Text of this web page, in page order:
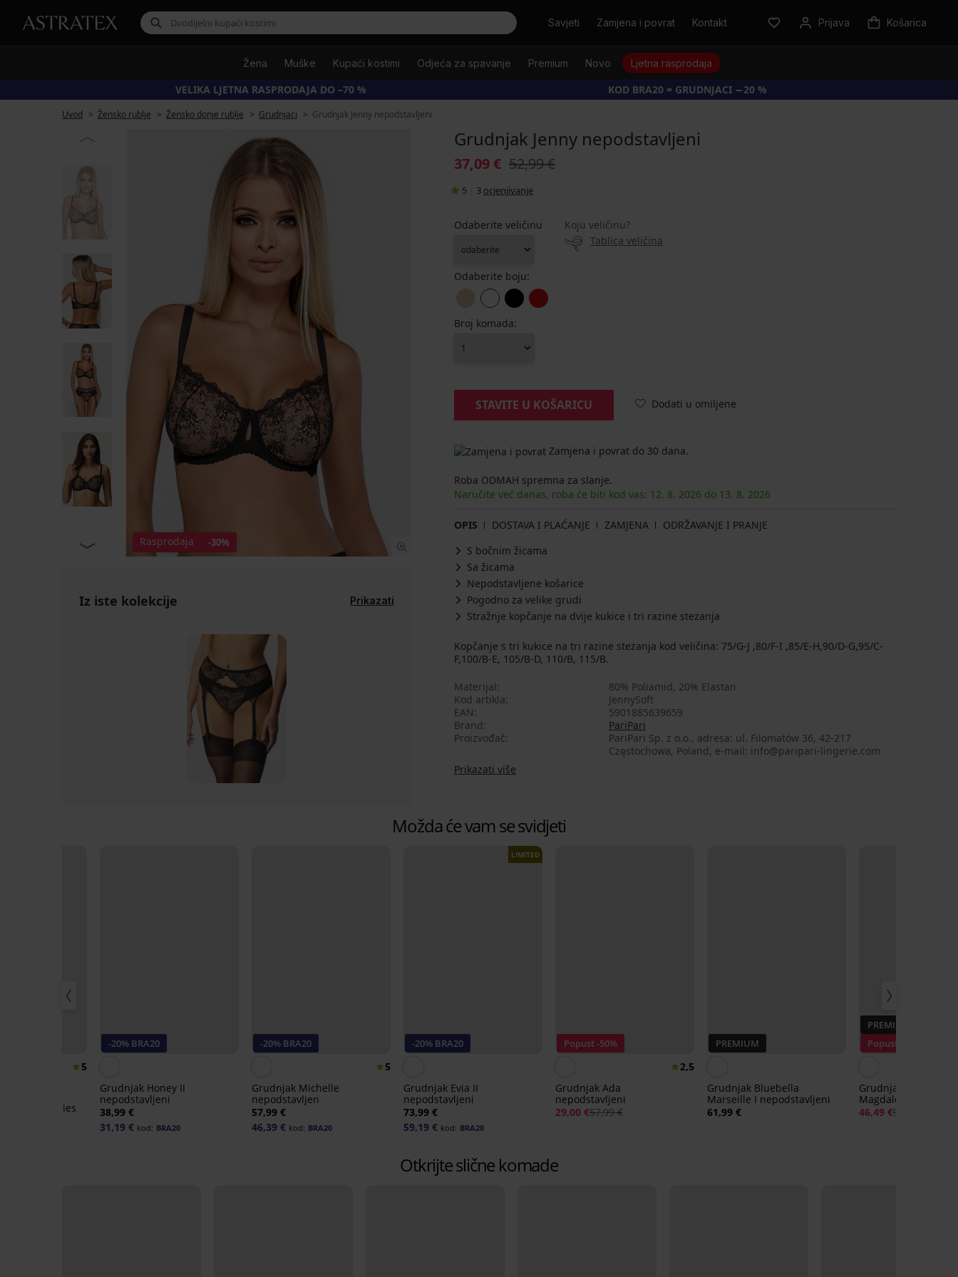
TražitiSavjeti Zamjena i povrat Kontakt Prijava Košarica
Žena Muške Kupaći kostimi Odjeća za spavanje Premium Novo Ljetna rasprodaja
VELIKA LJETNA RASPRODAJA DO –70 % KOD BRA20 = GRUDNJACI −20 %
Uvod Žensko rublje Žensko donje rublje Grudnjaci Grudnjak Jenny nepodstavljeni
Rasprodaja -30%
Iz iste kolekcije Prikazati
Grudnjak Jenny nepodstavljeni
37,09 € 52,99 €
5 3 ocjenjivanje
Odaberite veličinu
Koju veličinu?
Tablica veličina
Odaberite boju:
Broj komada:
STAVITE U KOŠARICU Dodati u omiljene
Zamjena i povrat do 30 dana.
Roba ODMAH spremna za slanje.
Naručite već danas, roba će biti kod vas: 12. 8. 2026 do 13. 8. 2026
OPIS DOSTAVA I PLAĆANJE ZAMJENA
ODRŽAVANJE I PRANJE
S bočnim žicama
Sa žicama
Nepodstavljene košarice
Pogodno za velike grudi
Stražnje kopčanje na dvije kukice i tri razine stezanja
Kopčanje s tri kukice na tri razine stezanja kod veličina: 75/G-J ,80/F-I ,85/E-H,90/D-G,95/C-
F,100/B-E, 105/B-D, 110/B, 115/B.
Materijal
80% Poliamid, 20% Elastan
Kod artikla
JennySoft
EAN
5901885639659
Brand
PariPari
Proizvođač
PariPari Sp. z o.o., adresa: ul. Filomatów 36, 42-217
Częstochowa, Poland, e-mail: info@paripari-lingerie.com
Prikazati više
Možda će vam se svidjeti
5
Glossies
-20% BRA20
Grudnjak Honey II
nepodstavljeni
38,99 €
31,19 € kod: BRA20
-20% BRA20
5
Grudnjak Michelle
nepodstavljen
57,99 €
46,39 € kod: BRA20
-20% BRA20
LIMITED
Grudnjak Evia II
nepodstavljeni
73,99 €
59,19 € kod: BRA20
Popust -50%
2,5
Grudnjak Ada
nepodstavljeni
29,00 €57,99 €
PREMIUM
Grudnjak Bluebella
Marseille I nepodstavljeni
61,99 €
PREMIUM
Popust -50%
Grudnjak Fantasie
Magdalena
46,49 €92,99 €
Otkrijte slične komade